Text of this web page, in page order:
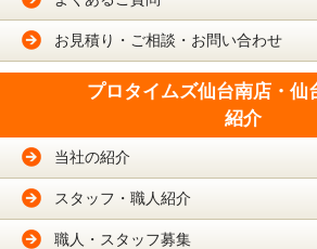
お見積り・ご相談・お問い合わせ
プロタイムズ仙台南店・仙
紹介
当社の紹介
スタッフ・職人紹介
職人・スタッフ募集